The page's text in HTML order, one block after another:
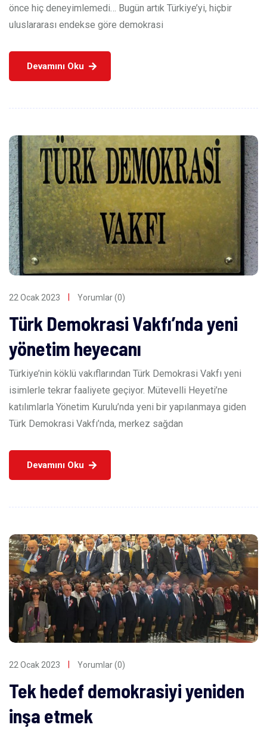
önce hiç deneyimlemedi… Bugün artık Türkiye’yi, hiçbir
uluslararası endekse göre demokrasi
Devamını Oku
22 Ocak 2023 Yorumlar (0)
Türk Demokrasi Vakfı’nda yeni
yönetim heyecanı
Türkiye’nin köklü vakıflarından Türk Demokrasi Vakfı yeni
isimlerle tekrar faaliyete geçiyor. Mütevelli Heyeti’ne
katılımlarla Yönetim Kurulu’nda yeni bir yapılanmaya giden
Türk Demokrasi Vakfı’nda, merkez sağdan
Devamını Oku
22 Ocak 2023 Yorumlar (0)
Tek hedef demokrasiyi yeniden
inşa etmek